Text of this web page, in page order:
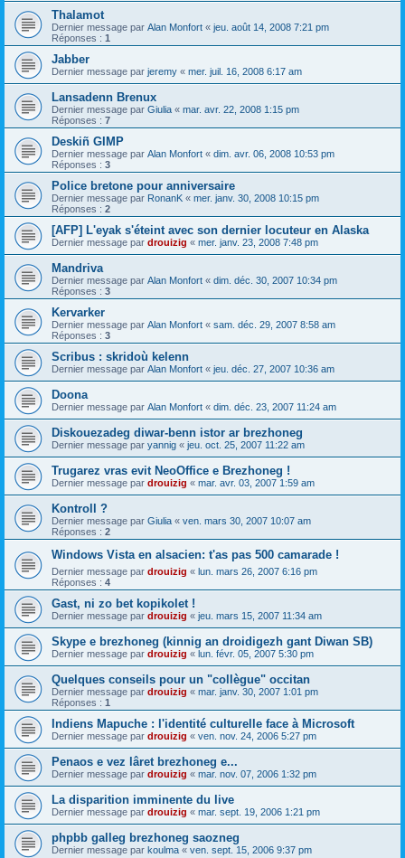
Thalamot
Dernier message par Alan Monfort « jeu. août 14, 2008 7:21 pm
Réponses : 1
Jabber
Dernier message par jeremy « mer. juil. 16, 2008 6:17 am
Lansadenn Brenux
Dernier message par Giulia « mar. avr. 22, 2008 1:15 pm
Réponses : 7
Deskiñ GIMP
Dernier message par Alan Monfort « dim. avr. 06, 2008 10:53 pm
Réponses : 3
Police bretone pour anniversaire
Dernier message par RonanK « mer. janv. 30, 2008 10:15 pm
Réponses : 2
[AFP] L'eyak s'éteint avec son dernier locuteur en Alaska
Dernier message par drouizig « mer. janv. 23, 2008 7:48 pm
Mandriva
Dernier message par Alan Monfort « dim. déc. 30, 2007 10:34 pm
Réponses : 3
Kervarker
Dernier message par Alan Monfort « sam. déc. 29, 2007 8:58 am
Réponses : 3
Scribus : skridoù kelenn
Dernier message par Alan Monfort « jeu. déc. 27, 2007 10:36 am
Doona
Dernier message par Alan Monfort « dim. déc. 23, 2007 11:24 am
Diskouezadeg diwar-benn istor ar brezhoneg
Dernier message par yannig « jeu. oct. 25, 2007 11:22 am
Trugarez vras evit NeoOffice e Brezhoneg !
Dernier message par drouizig « mar. avr. 03, 2007 1:59 am
Kontroll ?
Dernier message par Giulia « ven. mars 30, 2007 10:07 am
Réponses : 2
Windows Vista en alsacien: t'as pas 500 camarade !
Dernier message par drouizig « lun. mars 26, 2007 6:16 pm
Réponses : 4
Gast, ni zo bet kopikolet !
Dernier message par drouizig « jeu. mars 15, 2007 11:34 am
Skype e brezhoneg (kinnig an droidigezh gant Diwan SB)
Dernier message par drouizig « lun. févr. 05, 2007 5:30 pm
Quelques conseils pour un "collègue" occitan
Dernier message par drouizig « mar. janv. 30, 2007 1:01 pm
Réponses : 1
Indiens Mapuche : l'identité culturelle face à Microsoft
Dernier message par drouizig « ven. nov. 24, 2006 5:27 pm
Penaos e vez lâret brezhoneg e...
Dernier message par drouizig « mar. nov. 07, 2006 1:32 pm
La disparition imminente du live
Dernier message par drouizig « mar. sept. 19, 2006 1:21 pm
phpbb galleg brezhoneg saozneg
Dernier message par koulma « ven. sept. 15, 2006 9:37 pm